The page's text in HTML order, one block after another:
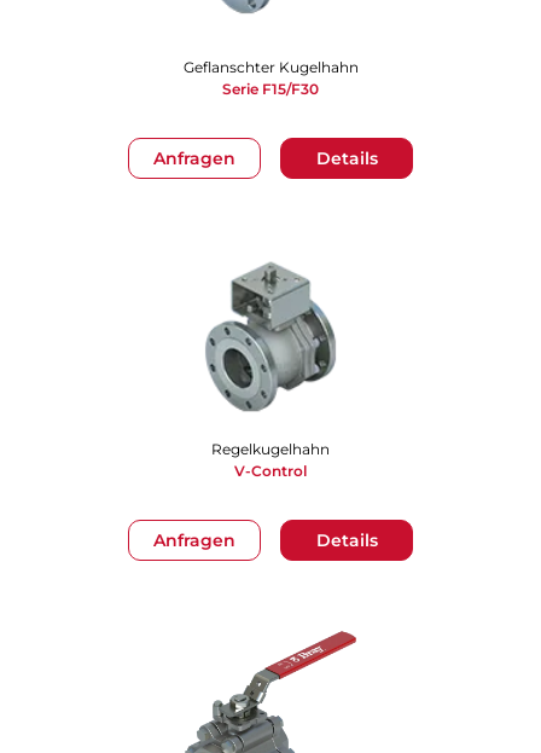
Anfragen Details
Geflanschter Kugelhahn
Serie F15/F30
Anfragen Details
Regelkugelhahn
V-Control